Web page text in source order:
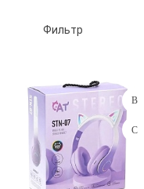
Фильтр
Подбор параметров
Розничная цена